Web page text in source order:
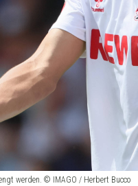
werden. © IMAGO / Herbert Bucco